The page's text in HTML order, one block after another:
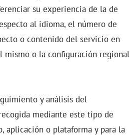
su experiencia de la de
al idioma, el número de
o contenido del servicio en
mismo o la configuración regional
y análisis del
mediante este tipo de
aplicación o plataforma y para la